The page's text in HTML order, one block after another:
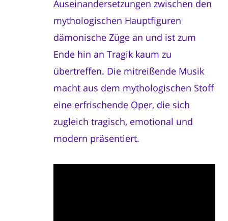
Auseinandersetzungen zwischen den
mythologischen Hauptfiguren
dämonische Züge an und ist zum
Ende hin an Tragik kaum zu
übertreffen. Die mitreißende Musik
macht aus dem mythologischen Stoff
eine erfrischende Oper, die sich
zugleich tragisch, emotional und
modern präsentiert.